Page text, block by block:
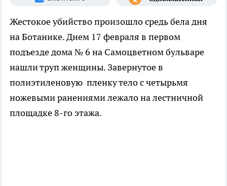
Жестокое убийство произошло средь бела дня
на Ботанике. Днем 17 февраля в первом
подъезде дома № 6 на Самоцветном бульваре
нашли труп женщины. Завернутое в
полиэтиленовую пленку тело с четырьмя
ножевыми ранениями лежало на лестничной
площадке 8-го этажа.